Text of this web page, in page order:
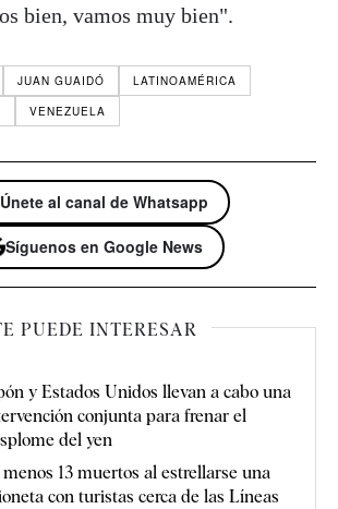
bien, vamos muy bien".
JUAN GUAIDÓ
LATINOAMÉRICA
VENEZUELA
Únete al canal de Whatsapp
Síguenos en Google News
PUEDE INTERESAR
y Estados Unidos llevan a cabo una
conjunta para frenar el
del yen
13 muertos al estrellarse una
con turistas cerca de las Líneas